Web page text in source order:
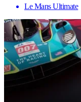
Le Mans Ultimate